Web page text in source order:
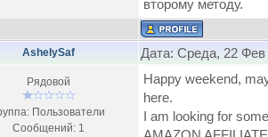
второму методу.
AshelySaf Дата: Среда, 22
Рядовой
Пользователи
Сообщений: 1
Happy weekend,
here.
I am looking for